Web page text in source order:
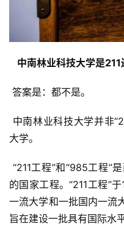
中南林业科技大学是
答案是：都不是。
大学。
的国家工程。“211工程”
一流大学和一批国内一流
旨在建设一批具有国际水